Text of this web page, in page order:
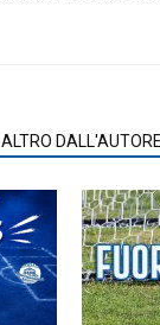
ALTRO DALL'AUTORE